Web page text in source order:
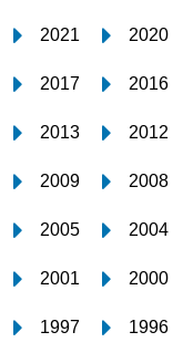
2021 2020
2017 2016
2013 2012
2009 2008
2005 2004
2001 2000
1997 1996